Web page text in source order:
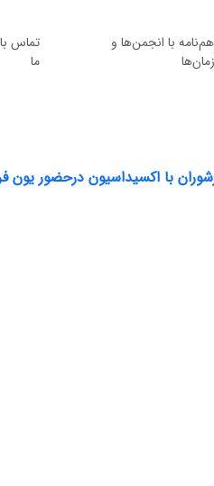
با انجمن‌ها و
تماس با
ما
با اکسیداسیون درحضور یون